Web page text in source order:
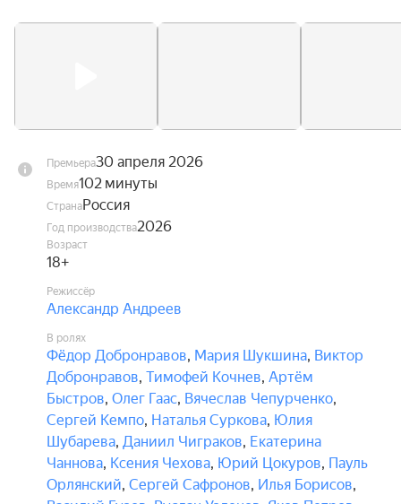
задумал.
Премьера30 апреля 2026
Время102 минуты
СтранаРоссия
Год производства2026
Возраст
18+
Режиссёр
Александр Андреев
В ролях
Фёдор Добронравов, Мария Шукшина, Виктор
Добронравов, Тимофей Кочнев, Артём
Быстров, Олег Гаас, Вячеслав Чепурченко,
Сергей Кемпо, Наталья Суркова, Юлия
Шубарева, Даниил Чиграков, Екатерина
Чаннова, Ксения Чехова, Юрий Цокуров, Пауль
Орлянский, Сергей Сафронов, Илья Борисов,